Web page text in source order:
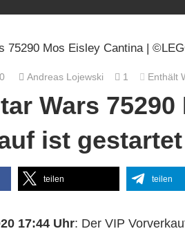
Andreas Lojewski 1 Enthält
Wars
ist gestartet
teilen teilen
17:44 Uhr: Der VIP